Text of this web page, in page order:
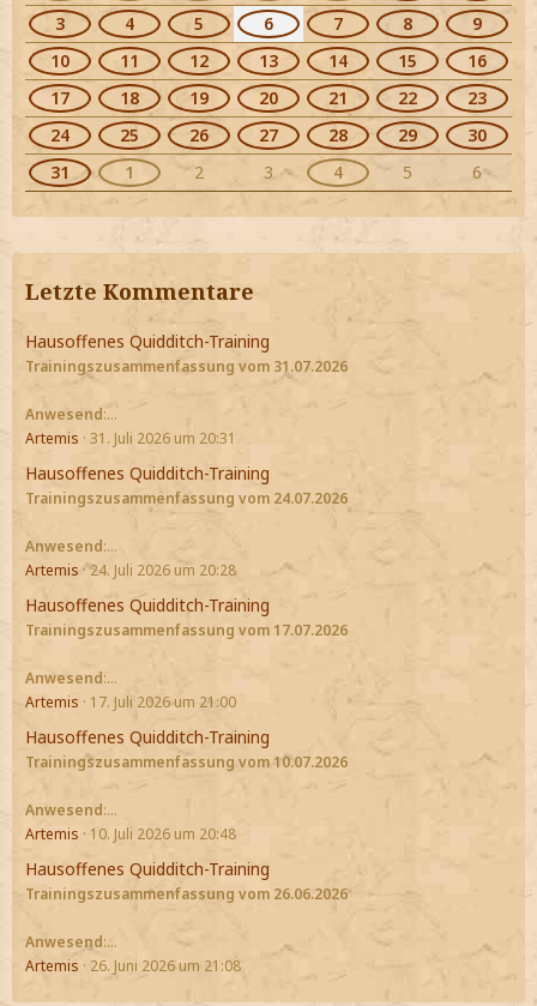
3
4 5 6 7 8
9
10
11 12 13 14 15
16
17
18 19 20 21 22
23
24
25 26 27 28 29
30
31
1 2 3 4 5 6
Letzte Kommentare
Hausoffenes Quidditch-Training
Trainingszusammenfassung vom 31.07.2026
Anwesend:…
Artemis 31. Juli 2026 um 20:31
Hausoffenes Quidditch-Training
Trainingszusammenfassung vom 24.07.2026
Anwesend:…
Artemis 24. Juli 2026 um 20:28
Hausoffenes Quidditch-Training
Trainingszusammenfassung vom 17.07.2026
Anwesend:…
Artemis
17. Juli 2026 um 21:00
Hausoffenes Quidditch-Training
Trainingszusammenfassung vom 10.07.2026
Anwesend:…
Artemis
10. Juli 2026 um 20:48
Hausoffenes Quidditch-Training
Trainingszusammenfassung vom 26.06.2026
Anwesend:…
Artemis
26. Juni 2026 um 21:08